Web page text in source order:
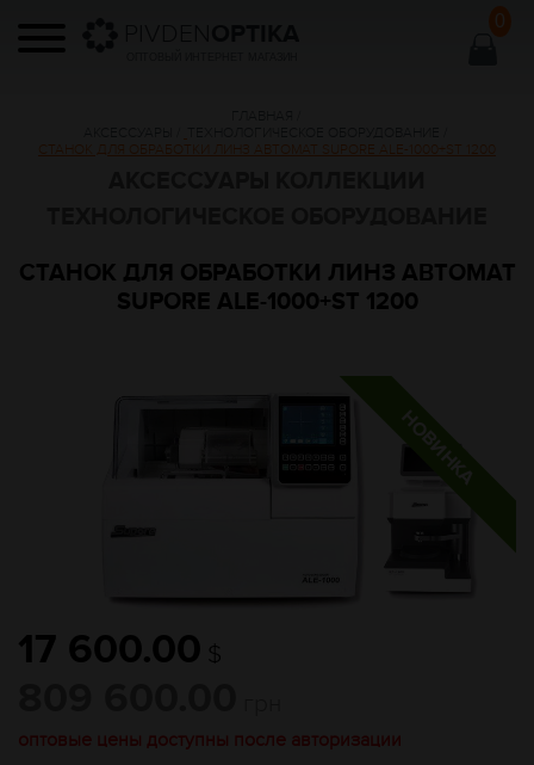
0
СТАНОК ДЛЯ ОБРАБОТКИ ЛИНЗ АВТОМАТ SUPORE ALE-1000+ST 1200
СТАНОК ДЛЯ ОБРАБОТКИ ЛИНЗ АВТОМАТ
SUPORE ALE-1000+ST 1200
17 600.00 $
оптовые цены доступны после авторизации